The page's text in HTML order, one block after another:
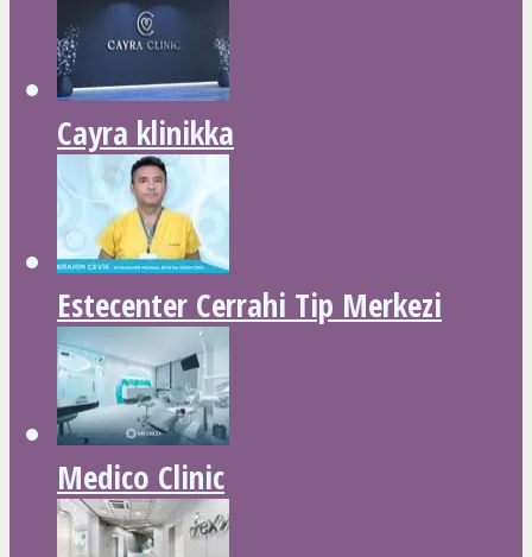
Cayra klinikka
Estecenter Cerrahi Tip Merkezi
Medico Clinic